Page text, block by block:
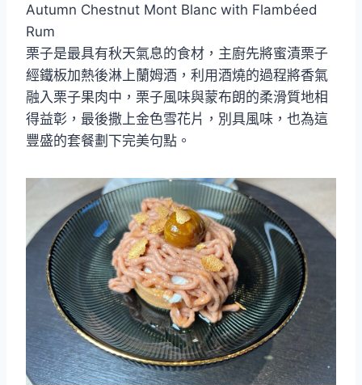
Autumn Chestnut Mont Blanc with Flambéed
Rum
栗子是最具有秋天氣息的食材，主廚先將蜜漬栗子
經鐵板加熱後淋上蘭姆酒，利用酒燒的過程將香氣
融入栗子果肉中，栗子風味與蒙布朗的柔滑質地相
得益彰，最後撒上金色雪花片，別具風味，也為這
豐盛的套餐劃下完美句點。